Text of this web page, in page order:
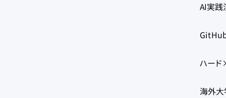
AI実践
ハード
海外大